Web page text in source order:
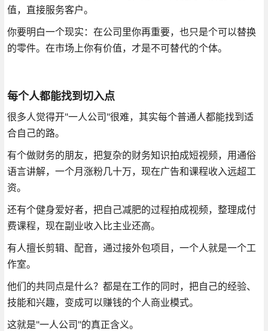
值，直接服务客户。
你要明白一个现实：在公司里你再重要，也只是个可以替换
的零件。在市场上你有价值，才是不可替代的个体。
每个人都能找到切入点
很多人觉得开"一人公司"很难，其实每个普通人都能找到适
合自己的路。
有个做财务的朋友，把复杂的财务知识拍成短视频，用通俗
语言讲解，一个月涨粉几十万，现在广告和课程收入远超工
资。
还有个健身爱好者，把自己减肥的过程拍成视频，整理成付
费课程，现在副业收入比主业还高。
有人擅长剪辑、配音，通过接外包项目，一个人就是一个工
作室。
他们的共同点是什么？都是在工作的同时，把自己的经验、
技能和兴趣，变成可以赚钱的个人商业模式。
这就是"一人公司"的真正含义。